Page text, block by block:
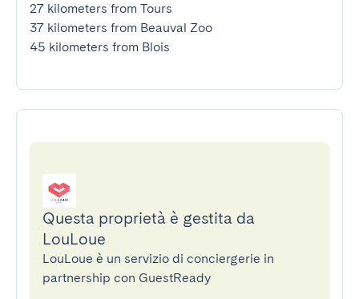
27 kilometers from Tours
37 kilometers from Beauval Zoo
45 kilometers from Blois
Questa proprietà è gestita da
LouLoue
LouLoue è un servizio di conciergerie in
partnership con GuestReady